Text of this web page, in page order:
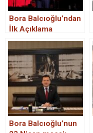
Bora Balcıoğlu’ndan
İlk Açıklama
Bora Balcıoğlu’nun